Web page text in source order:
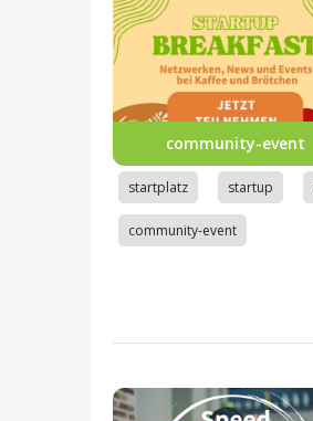
community-event
startplatz startup
community-event